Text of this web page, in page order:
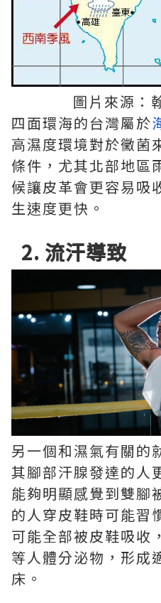
圖片來源：
四面環海的台灣屬於
高濕度環境對於黴菌
條件，尤其北部地區
候讓皮革會更容易吸
生速度更快。
2. 流汗導致
另一個和濕氣有關的
其腳部汗腺發達的人
能夠明顯感覺到雙腳
的人穿皮鞋時可能習
可能全部被皮鞋吸收
等人體分泌物，形成
床。